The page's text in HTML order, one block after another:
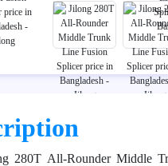
280T All-Rounder Middle